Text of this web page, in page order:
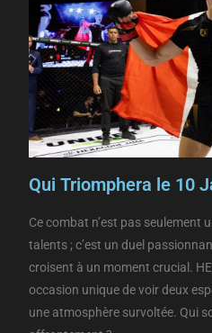
Qui Triomphera le 10
Ce combat n’est pas seulement
talents ; c’est un duel
croisent à un moment crucial.
occasion unique de voir deux
une atmosphère survoltée. Qui